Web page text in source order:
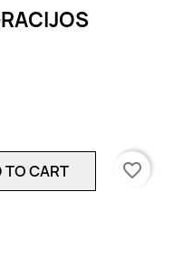
TO CART favorite_border